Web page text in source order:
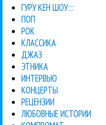
ГУРУ КЕН ШОУ:::
ПОП
РОК
КЛАССИКА
ДЖАЗ
ЭТНИКА
ИНТЕРВЬЮ
КОНЦЕРТЫ
РЕЦЕНЗИИ
ЛЮБОВНЫЕ ИСТОРИИ